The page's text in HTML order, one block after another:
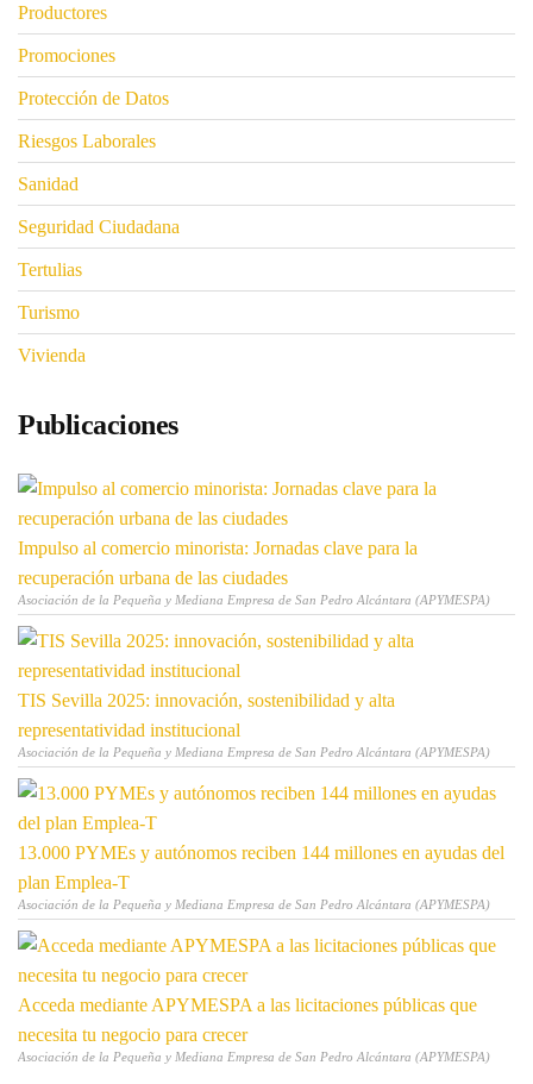
Productores
Promociones
Protección de Datos
Riesgos Laborales
Sanidad
Seguridad Ciudadana
Tertulias
Turismo
Vivienda
Publicaciones
Impulso al comercio minorista: Jornadas clave para la
recuperación urbana de las ciudades
Asociación de la Pequeña y Mediana Empresa de San Pedro Alcántara (APYMESPA)
TIS Sevilla 2025: innovación, sostenibilidad y alta
representatividad institucional
Asociación de la Pequeña y Mediana Empresa de San Pedro Alcántara (APYMESPA)
13.000 PYMEs y autónomos reciben 144 millones en ayudas del
plan Emplea-T
Asociación de la Pequeña y Mediana Empresa de San Pedro Alcántara (APYMESPA)
Acceda mediante APYMESPA a las licitaciones públicas que
necesita tu negocio para crecer
Asociación de la Pequeña y Mediana Empresa de San Pedro Alcántara (APYMESPA)